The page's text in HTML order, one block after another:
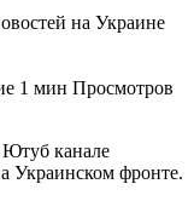
1 мин Просмотров
канале
Украинском фронте.